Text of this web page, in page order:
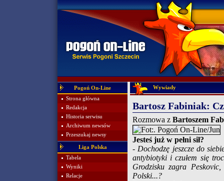
Pogoń On-Line
Strona główna
Redakcja
Historia serwisu
Archiwum newsów
Przeszukaj newsy
Liga Polska
Tabela
Wyniki
Relacje
Wywiady
Bartosz Fabiniak:
Rozmowa z Bartoszem
Jesteś już w pełni sił?
- Dochodzę jeszcze do
antybiotyki i czułem się
Grodzisku zagra
Polski...?